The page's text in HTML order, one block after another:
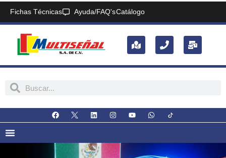
Fichas Técnicas Ayuda/FAQ'sCatálogo